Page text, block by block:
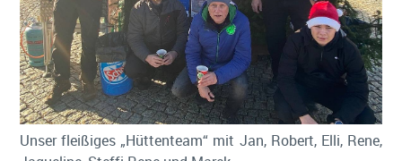
Unser fleißiges „Hüttenteam“ mit Jan, Robert, Elli, Rene,